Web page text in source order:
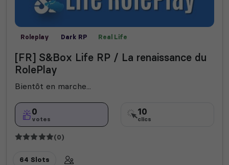
Roleplay Dark RP Real Life
[FR] S&Box Life RP / La renaissance du
RolePlay
Bientôt en marche...
0
votes
10
clics
(0)
64 Slots